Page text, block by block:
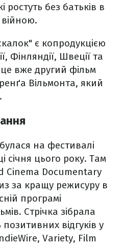
ростуть без батьків в
є копродукцією
Фінляндії, Швеції та
вже другий фільм
Вільмонта, який
на фестивалі
січня цього року. Там
Cinema Documentary
за кращу режисуру в
програмі
Стрічка зібрала
позитивних відгуків у
Variety, Film